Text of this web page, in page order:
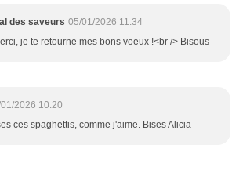
des saveurs 05/01/2026 11:34
je te retourne mes bons voeux !<br /> Bisous
2026 10:20
ces spaghettis, comme j'aime. Bises Alicia